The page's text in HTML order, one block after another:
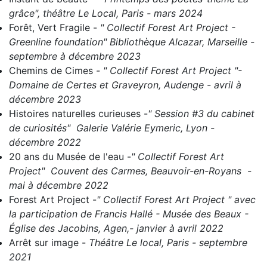
grâce", théâtre Le Local, Paris - mars 2024
Forêt, Vert Fragile - " Collectif Forest Art Project -
Greenline foundation" Bibliothèque Alcazar, Marseille -
septembre à décembre 2023
Chemins de Cimes - " Collectif Forest Art Project "-
Domaine de Certes et Graveyron, Audenge - avril à
décembre 2023
Histoires naturelles curieuses -" Session #3 du cabinet
de curiosités" Galerie Valérie Eymeric, Lyon -
décembre 2022
20 ans du Musée de l'eau -" Collectif Forest Art
Project" Couvent des Carmes, Beauvoir-en-Royans -
mai à décembre 2022
Forest Art Project -" Collectif Forest Art Project " avec
la participation de Francis Hallé - Musée des Beaux -
Église des Jacobins, Agen,- janvier à avril 2022
Arrêt sur image - Théâtre Le local, Paris - septembre
2021